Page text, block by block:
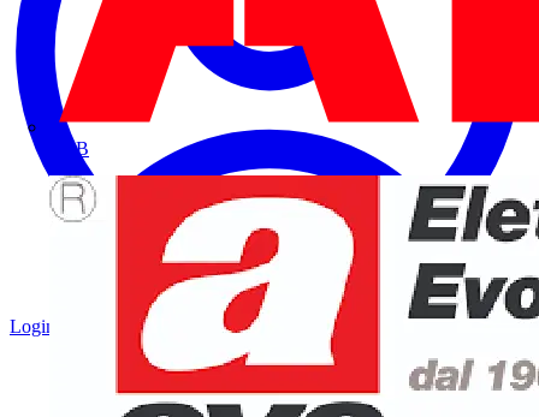
ABB
Login